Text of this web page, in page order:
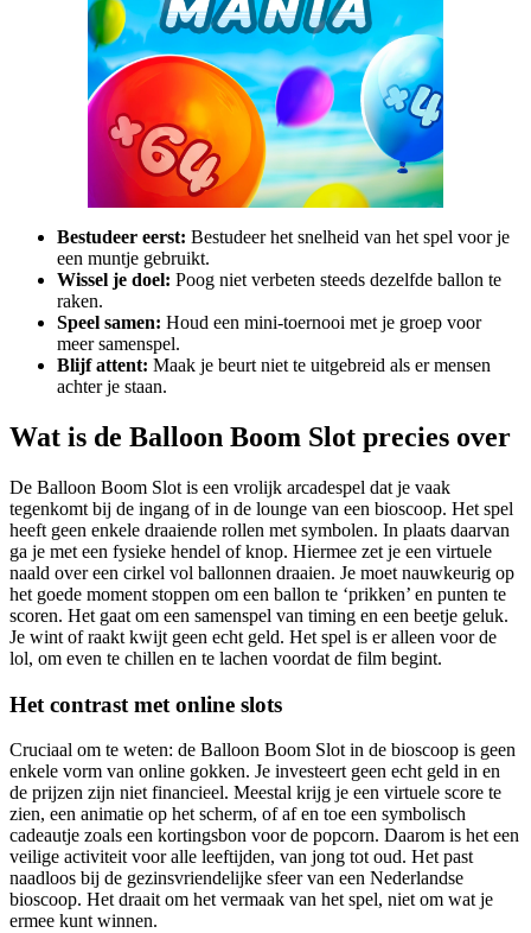
Bestudeer eerst: Bestudeer het snelheid van het spel voor je
een muntje gebruikt.
Wissel je doel: Poog niet verbeten steeds dezelfde ballon te
raken.
Speel samen: Houd een mini-toernooi met je groep voor
meer samenspel.
Blijf attent: Maak je beurt niet te uitgebreid als er mensen
achter je staan.
Wat is de Balloon Boom Slot precies over
De Balloon Boom Slot is een vrolijk arcadespel dat je vaak
tegenkomt bij de ingang of in de lounge van een bioscoop. Het spel
heeft geen enkele draaiende rollen met symbolen. In plaats daarvan
ga je met een fysieke hendel of knop. Hiermee zet je een virtuele
naald over een cirkel vol ballonnen draaien. Je moet nauwkeurig op
het goede moment stoppen om een ballon te ‘prikken’ en punten te
scoren. Het gaat om een samenspel van timing en een beetje geluk.
Je wint of raakt kwijt geen echt geld. Het spel is er alleen voor de
lol, om even te chillen en te lachen voordat de film begint.
Het contrast met online slots
Cruciaal om te weten: de Balloon Boom Slot in de bioscoop is geen
enkele vorm van online gokken. Je investeert geen echt geld in en
de prijzen zijn niet financieel. Meestal krijg je een virtuele score te
zien, een animatie op het scherm, of af en toe een symbolisch
cadeautje zoals een kortingsbon voor de popcorn. Daarom is het een
veilige activiteit voor alle leeftijden, van jong tot oud. Het past
naadloos bij de gezinsvriendelijke sfeer van een Nederlandse
bioscoop. Het draait om het vermaak van het spel, niet om wat je
ermee kunt winnen.